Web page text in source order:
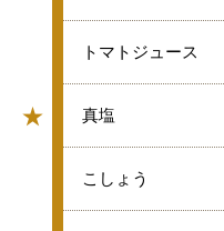
★
グループ
★
トマトジュース
★
真塩
★
こしょう